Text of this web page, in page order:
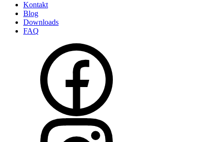
Kontakt
Blog
Downloads
FAQ